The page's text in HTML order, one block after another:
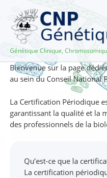
contenu
Génétique Clinique,
Bienvenue sur la page
au sein du Conseil National
La Certification Périodique
garantissant la qualité et la
des professionnels de la
Qu’est-ce que la
La certification